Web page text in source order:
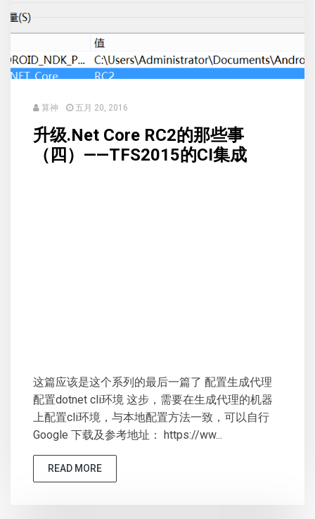
算神 五月 20, 2016
升级.Net Core RC2的那些事
（四）——TFS2015的CI集成
这篇应该是这个系列的最后一篇了 配置生成代理
配置dotnet cli环境 这步，需要在生成代理的机器
上配置cli环境，与本地配置方法一致，可以自行
Google 下载及参考地址： https://ww...
READ MORE